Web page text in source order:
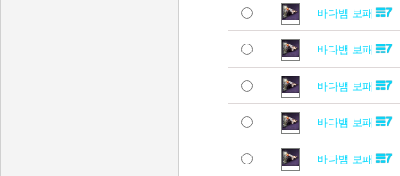
바다뱀 보패
바다뱀 보패
바다뱀 보패
바다뱀 보패
바다뱀 보패